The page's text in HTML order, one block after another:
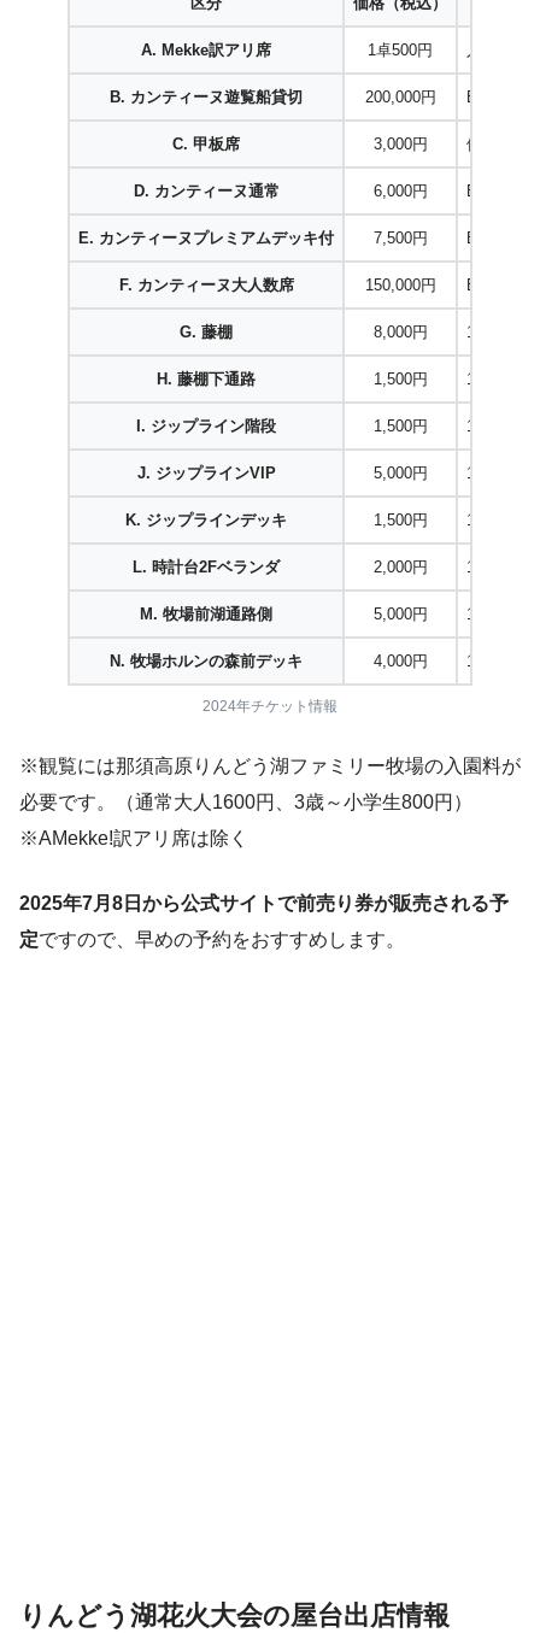
A. Mekke訳アリ席 1卓500円
B. カンティーヌ遊覧船貸切 200,000円 BBQブッ
C. 甲板席 3,000円 停泊中遊
D. カンティーヌ通常 6,000円 BBQブッ
E. カンティーヌプレミアムデッキ付 7,500円 BBQブッ
F. カンティーヌ大人数席 150,000円 BBQブッ
G. 藤棚 8,000円 1卓4人ま
H. 藤棚下通路 1,500円 1席1人掛
I. ジップライン階段 1,500円 1席1人掛
J. ジップラインVIP 5,000円 1エリア4
K. ジップラインデッキ 1,500円 1席1人掛
L. 時計台2Fベランダ 2,000円 1席1人掛
M. 牧場前湖通路側 5,000円 1卓6人ま
N. 牧場ホルンの森前デッキ 4,000円 1卓4人ま
2024年チケット情報
※観覧には那須高原りんどう湖ファミリー牧場の入園料が
必要です。（通常大人1600円、3歳～小学生800円）
※AMekke!訳アリ席は除く
2025年7月8日から公式サイトで前売り券が販売される予
定ですので、早めの予約をおすすめします。
りんどう湖花火大会の屋台出店情報